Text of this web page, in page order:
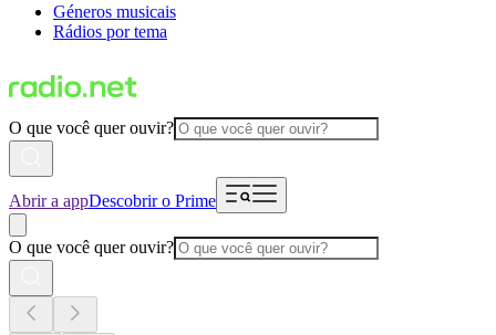
Géneros musicais
Rádios por tema
O que você quer ouvir?
Abrir a appDescobrir o Prime
O que você quer ouvir?